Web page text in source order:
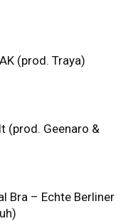
(prod. Traya)
(prod. Geenaro &
Bra – Echte Berliner